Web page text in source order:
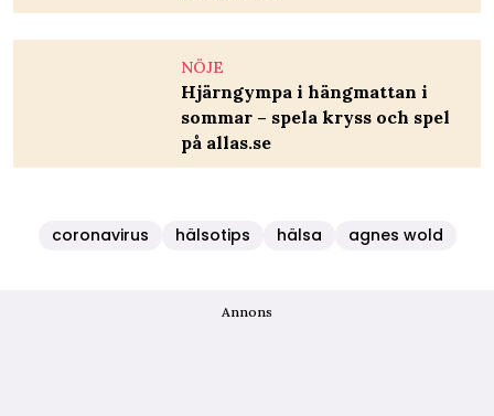
NÖJE
Hjärngympa i hängmattan i
sommar – spela kryss och spel
på allas.se
coronavirus hälsotips hälsa agnes wold
Annons